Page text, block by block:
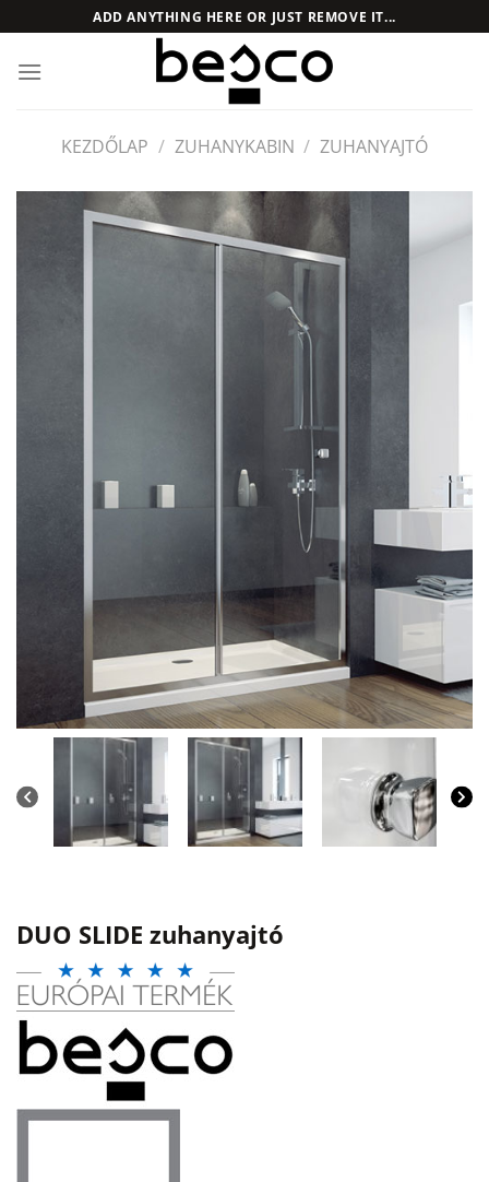
to
content
ADD ANYTHING HERE OR JUST REMOVE IT...
KEZDŐLAP / ZUHANYKABIN / ZUHANYAJTÓ
DUO SLIDE zuhanyajtó